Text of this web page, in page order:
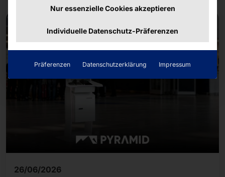
26/06/2026
Nur essenzielle Cookies akzeptieren
Individuelle Datenschutz-Präferenzen
Präferenzen Datenschutzerklärung Impressum